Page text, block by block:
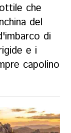
che
del
di
e i
capolino